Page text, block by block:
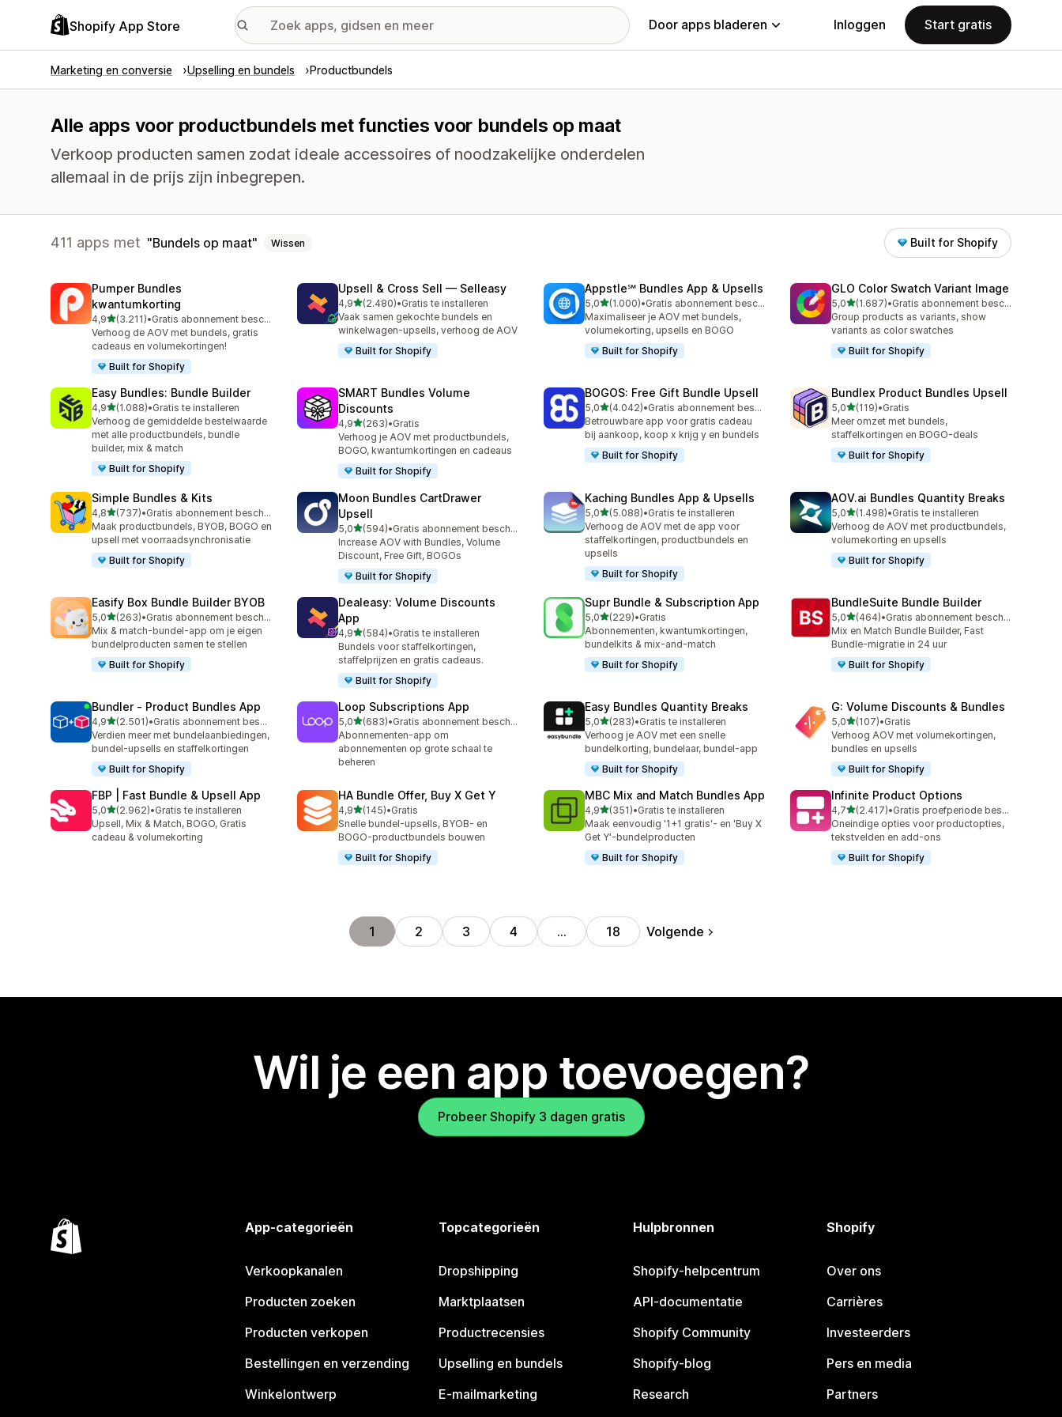
Shopify App Store Door apps bladeren Inloggen Start gratis
Marketing en conversie Upselling en bundels Productbundels
Alle apps voor productbundels met functies voor bundels op maat
Verkoop producten samen zodat ideale accessoires of noodzakelijke onderdelen
allemaal in de prijs zijn inbegrepen.
411 apps met Bundels op maat Wissen Built for Shopify
Pumper Bundles
kwantumkorting
4,9van 5 sterren
(3.211)
3211 recensies in totaal
•
Gratis abonnement beschikbaar
Verhoog de AOV met bundels, gratis
cadeaus en volumekortingen!
Built for Shopify
Upsell & Cross Sell — Selleasy
4,9van 5 sterren
(2.480)
2480 recensies in totaal
•Gratis te installeren
Vaak samen gekochte bundels en
winkelwagen-upsells, verhoog de AOV
Built for Shopify
Appstle℠ Bundles App & Upsells
5,0van 5 sterren
(1.000)
1000 recensies in totaal
•
Gratis abonnement beschikbaar
Maximaliseer je AOV met bundels,
volumekorting, upsells en BOGO
Built for Shopify
GLO Color Swatch Variant Image
5,0van 5 sterren
(1.687)
1687 recensies in totaal
•
Gratis abonnement beschikbaar
Group products as variants, show
variants as color swatches
Built for Shopify
Easy Bundles: Bundle Builder
4,9van 5 sterren
(1.088)
1088 recensies in totaal
•Gratis te installeren
Verhoog de gemiddelde bestelwaarde
met alle productbundels, bundle
builder, mix & match
Built for Shopify
SMART Bundles Volume
Discounts
4,9van 5 sterren
(263)
263 recensies in totaal
•Gratis
Verhoog je AOV met productbundels,
BOGO, kwantumkortingen en cadeaus
Built for Shopify
BOGOS: Free Gift Bundle Upsell
5,0van 5 sterren
(4.042)
4042 recensies in totaal
•
Gratis abonnement beschikbaar
Betrouwbare app voor gratis cadeau
bij aankoop, koop x krijg y en bundels
Built for Shopify
Bundlex Product Bundles Upsell
5,0van 5 sterren
(119)
119 recensies in totaal
•Gratis
Meer omzet met bundels,
staffelkortingen en BOGO-deals
Built for Shopify
Simple Bundles & Kits
4,8van 5 sterren
(737)
737 recensies in totaal
•
Gratis abonnement beschikbaar
Maak productbundels, BYOB, BOGO en
upsell met voorraadsynchronisatie
Built for Shopify
Moon Bundles CartDrawer
Upsell
5,0van 5 sterren
(594)
594 recensies in totaal
•
Gratis abonnement beschikbaar
Increase AOV with Bundles, Volume
Discount, Free Gift, BOGOs
Built for Shopify
Kaching Bundles App & Upsells
5,0van 5 sterren
(5.088)
5088 recensies in totaal
•Gratis te installeren
Verhoog de AOV met de app voor
staffelkortingen, productbundels en
upsells
Built for Shopify
AOV.ai Bundles Quantity Breaks
5,0van 5 sterren
(1.498)
1498 recensies in totaal
•Gratis te installeren
Verhoog de AOV met productbundels,
volumekorting en upsells
Built for Shopify
Easify Box Bundle Builder BYOB
5,0van 5 sterren
(263)
263 recensies in totaal
•
Gratis abonnement beschikbaar
Mix & match-bundel-app om je eigen
bundelproducten samen te stellen
Built for Shopify
Dealeasy: Volume Discounts
App
4,9van 5 sterren
(584)
584 recensies in totaal
•Gratis te installeren
Bundels voor staffelkortingen,
staffelprijzen en gratis cadeaus.
Built for Shopify
Supr Bundle & Subscription App
5,0van 5 sterren
(229)
229 recensies in totaal
•Gratis
Abonnementen, kwantumkortingen,
bundelkits & mix-and-match
Built for Shopify
BundleSuite Bundle Builder
5,0van 5 sterren
(464)
464 recensies in totaal
•
Gratis abonnement beschikbaar
Mix en Match Bundle Builder, Fast
Bundle-migratie in 24 uur
Built for Shopify
Bundler ‑ Product Bundles App
4,9van 5 sterren
(2.501)
2501 recensies in totaal
•
Gratis abonnement beschikbaar
Verdien meer met bundelaanbiedingen,
bundel-upsells en staffelkortingen
Built for Shopify
Loop Subscriptions App
5,0van 5 sterren
(683)
683 recensies in totaal
•
Gratis abonnement beschikbaar
Abonnementen-app om
abonnementen op grote schaal te
beheren
Easy Bundles Quantity Breaks
5,0van 5 sterren
(283)
283 recensies in totaal
•Gratis te installeren
Verhoog je AOV met een snelle
bundelkorting, bundelaar, bundel-app
Built for Shopify
G: Volume Discounts & Bundles
5,0van 5 sterren
(107)
107 recensies in totaal
•Gratis
Verhoog AOV met volumekortingen,
bundles en upsells
Built for Shopify
FBP | Fast Bundle & Upsell App
5,0van 5 sterren
(2.962)
2962 recensies in totaal
•Gratis te installeren
Upsell, Mix & Match, BOGO, Gratis
cadeau & volumekorting
HA Bundle Offer, Buy X Get Y
4,9van 5 sterren
(145)
145 recensies in totaal
•Gratis
Snelle bundel-upsells, BYOB- en
BOGO-productbundels bouwen
Built for Shopify
MBC Mix and Match Bundles App
4,9van 5 sterren
(351)
351 recensies in totaal
•Gratis te installeren
Maak eenvoudig '1+1 gratis'- en 'Buy X
Get Y'-bundelproducten
Built for Shopify
Infinite Product Options
4,7van 5 sterren
(2.417)
2417 recensies in totaal
•
Gratis proefperiode beschikbaar
Oneindige opties voor productopties,
tekstvelden en add-ons
Built for Shopify
1 2 3 4 … 18 Volgende
Wil je een app toevoegen?
Probeer Shopify 3 dagen gratis
App-categorieën
Verkoopkanalen
Producten zoeken
Producten verkopen
Bestellingen en verzending
Winkelontwerp
Topcategorieën
Dropshipping
Marktplaatsen
Productrecensies
Upselling en bundels
E-mailmarketing
Hulpbronnen
Shopify-helpcentrum
API-documentatie
Shopify Community
Shopify-blog
Research
Shopify
Over ons
Carrières
Investeerders
Pers en media
Partners